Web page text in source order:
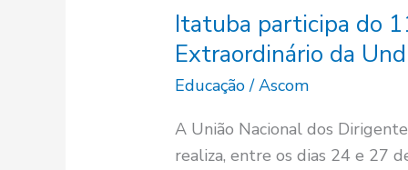
Itatuba participa do
Extraordinário da
Educação /Ascom
A União Nacional dos
realiza, entre os dias 24 e 27